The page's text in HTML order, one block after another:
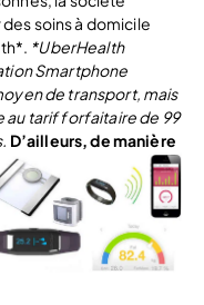
soins à domicile
*UberHealth
Smartphone
de transport, mais
au tarif forfaitaire de 99
D’ailleurs, de manière